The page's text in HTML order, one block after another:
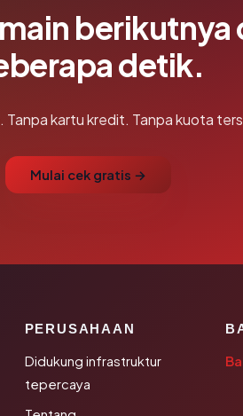
berikutnya
detik.
kartu kredit. Tanpa kuota
Mulai cek gratis →
PERUSAHAAN
Didukung infrastruktur
tepercaya